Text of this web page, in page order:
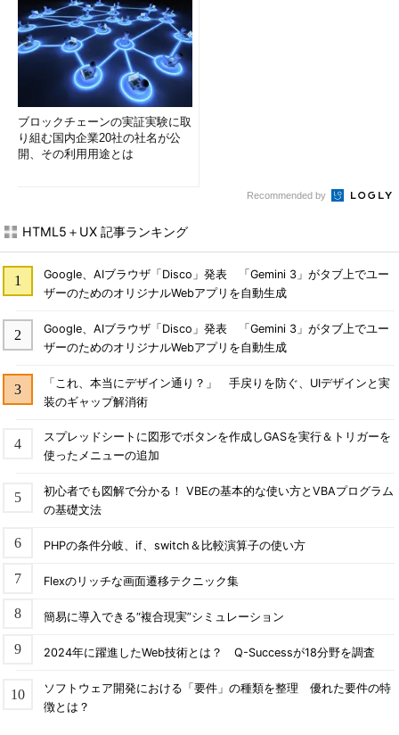
ブロックチェーンの実証実験に取
り組む国内企業20社の社名が公
開、その利用用途とは
Recommended by
HTML5＋UX 記事ランキング
Google、AIブラウザ「Disco」発表 「Gemini 3」がタブ上でユー
ザーのためのオリジナルWebアプリを自動生成
Google、AIブラウザ「Disco」発表 「Gemini 3」がタブ上でユー
ザーのためのオリジナルWebアプリを自動生成
「これ、本当にデザイン通り？」 手戻りを防ぐ、UIデザインと実
装のギャップ解消術
スプレッドシートに図形でボタンを作成しGASを実行＆トリガーを
使ったメニューの追加
初心者でも図解で分かる！ VBEの基本的な使い方とVBAプログラム
の基礎文法
PHPの条件分岐、if、switch＆比較演算子の使い方
Flexのリッチな画面遷移テクニック集
簡易に導入できる“複合現実”シミュレーション
2024年に躍進したWeb技術とは？ Q-Successが18分野を調査
ソフトウェア開発における「要件」の種類を整理 優れた要件の特
徴とは？